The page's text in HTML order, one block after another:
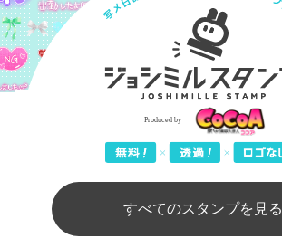
すべてのスタンプを見る